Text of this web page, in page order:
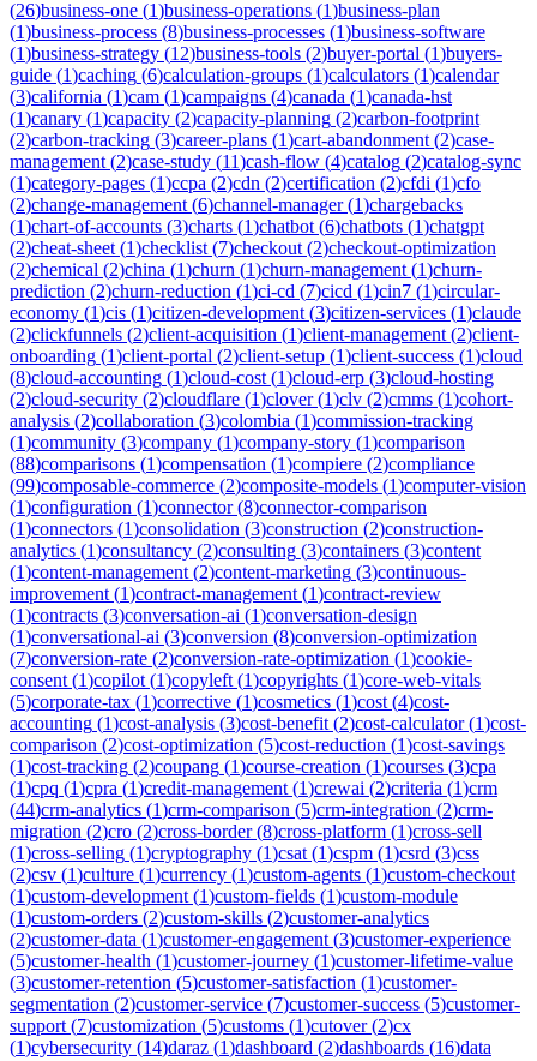
(26)business-one (1)business-operations (1)business-plan
(1)business-process (8)business-processes (1)business-software
(1)business-strategy (12)business-tools (2)buyer-portal (1)buyers-
guide (1)caching (6)calculation-groups (1)calculators (1)calendar
(3)california (1)cam (1)campaigns (4)canada (1)canada-hst
(1)canary (1)capacity (2)capacity-planning (2)carbon-footprint
(2)carbon-tracking (3)career-plans (1)cart-abandonment (2)case-
management (2)case-study (11)cash-flow (4)catalog (2)catalog-sync
(1)category-pages (1)ccpa (2)cdn (2)certification (2)cfdi (1)cfo
(2)change-management (6)channel-manager(1)chargebacks
(1)chart-of-accounts (3)charts (1)chatbot (6)chatbots (1)chatgpt
(2)cheat-sheet (1)checklist (7)checkout (2)checkout-optimization
(2)chemical (2)china (1)churn (1)churn-management (1)churn-
prediction (2)churn-reduction (1)ci-cd (7)cicd (1)cin7 (1)circular-
economy (1)cis (1)citizen-development (3)citizen-services (1)claude
(2)clickfunnels (2)client-acquisition (1)client-management (2)client-
onboarding (1)client-portal (2)client-setup (1)client-success (1)cloud
(8)cloud-accounting (1)cloud-cost (1)cloud-erp (3)cloud-hosting
(2)cloud-security (2)cloudflare (1)clover(1)clv (2)cmms (1)cohort-
analysis (2)collaboration (3)colombia (1)commission-tracking
(1)community (3)company (1)company-story (1)comparison
(88)comparisons (1)compensation (1)compiere (2)compliance
(99)composable-commerce (2)composite-models (1)computer-vision
(1)configuration (1)connector(8)connector-comparison
(1)connectors (1)consolidation (3)construction (2)construction-
analytics (1)consultancy (2)consulting (3)containers (3)content
(1)content-management (2)content-marketing (3)continuous-
improvement (1)contract-management (1)contract-review
(1)contracts (3)conversation-ai (1)conversation-design
(1)conversational-ai (3)conversion (8)conversion-optimization
(7)conversion-rate (2)conversion-rate-optimization (1)cookie-
consent (1)copilot (1)copyleft (1)copyrights (1)core-web-vitals
(5)corporate-tax (1)corrective (1)cosmetics (1)cost (4)cost-
accounting (1)cost-analysis (3)cost-benefit (2)cost-calculator(1)cost-
comparison (2)cost-optimization (5)cost-reduction (1)cost-savings
(1)cost-tracking (2)coupang (1)course-creation (1)courses (3)cpa
(1)cpq (1)cpra (1)credit-management (1)crewai (2)criteria (1)crm
(44)crm-analytics (1)crm-comparison (5)crm-integration (2)crm-
migration (2)cro (2)cross-border(8)cross-platform (1)cross-sell
(1)cross-selling (1)cryptography (1)csat (1)cspm (1)csrd (3)css
(2)csv (1)culture (1)currency (1)custom-agents (1)custom-checkout
(1)custom-development (1)custom-fields (1)custom-module
(1)custom-orders (2)custom-skills (2)customer-analytics
(2)customer-data (1)customer-engagement (3)customer-experience
(5)customer-health (1)customer-journey (1)customer-lifetime-value
(3)customer-retention (5)customer-satisfaction (1)customer-
segmentation (2)customer-service (7)customer-success (5)customer-
support (7)customization (5)customs (1)cutover(2)cx
(1)cybersecurity (14)daraz (1)dashboard (2)dashboards (16)data